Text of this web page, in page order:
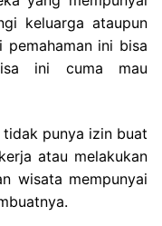
keluarga ataupun
ini bisa
ini cuma mau
punya izin buat
atau melakukan
wisata mempunyai